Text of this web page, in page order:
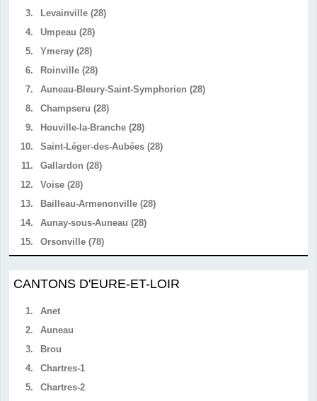
3.
Levainville (28)
4.
Umpeau (28)
5.
Ymeray (28)
6.
Roinville (28)
7.
Auneau-Bleury-Saint-Symphorien (28)
8.
Champseru (28)
9.
Houville-la-Branche (28)
10.
Saint-Léger-des-Aubées (28)
11.
Gallardon (28)
12.
Voise (28)
13.
Bailleau-Armenonville (28)
14.
Aunay-sous-Auneau (28)
15.
Orsonville (78)
CANTONS D'EURE-ET-LOIR
1.
Anet
2.
Auneau
3.
Brou
4.
Chartres-1
5.
Chartres-2